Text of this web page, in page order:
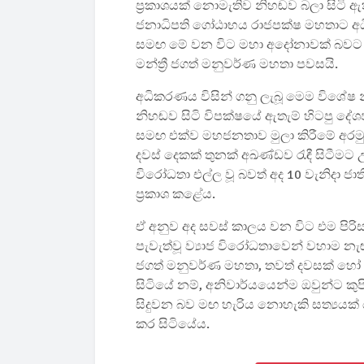
ප්‍රකාශයක් නොමැතිව නිහඬව බලා සිටි
ජනාධිපති ගෝඨාභය රාජපක්ෂ
සමඟ මේ වන විට මහා අදෝනාවක්
මන්ත්‍රී ජගත් මනුවර්ණ මහතා පවසයි.
අධිකරණය විසින් ගනු ලැබූ මෙම විශේෂ
නිහඬව සිටි විපක්ෂයේ ඇතැම් හිටපු
සමඟ එක්ව මහජනතාව මුලා කිරීමේ
දවස් දෙකක් තුනක් අඛණ්ඩව රැඳී සිටීමට
විරෝධතා එල්ල වූ බවත් අද 10 වැනිදා
ප්‍රකාශ කළේය.
ඒ අනුව අද සවස් කාලය වන විට එම
පැවැත්වූ ව්‍යාජ විරෝධතාවෙන් වහාම
ජගත් මනුවර්ණ මහතා, තවත් දවසක් හෝ
සිටියේ නම්, අනිවාර්යයෙන්ම ඔවුන්ට
සිදුවන බව මඟ හැරිය නොහැකි සත්‍යයක්
කර සිටියේය.